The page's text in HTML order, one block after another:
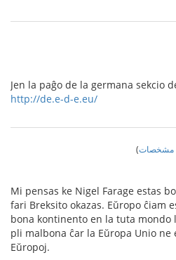
Jen la paĝo de la germana sekcio
http://de.e-d-e.eu/
مشخصات)
Mi pensas ke Nigel Farage estas
fari Breksito okazas. Eŭropo ĉiam
bona kontinento en la tuta mondo
pli malbona ĉar la Eŭropa Unio
Eŭropoj.